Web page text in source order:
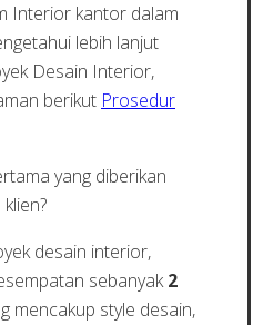
Interior kantor dalam
lebih lanjut
Desain Interior,
berikut Prosedur
yang diberikan
desain interior,
sebanyak2
mencakup style desain,